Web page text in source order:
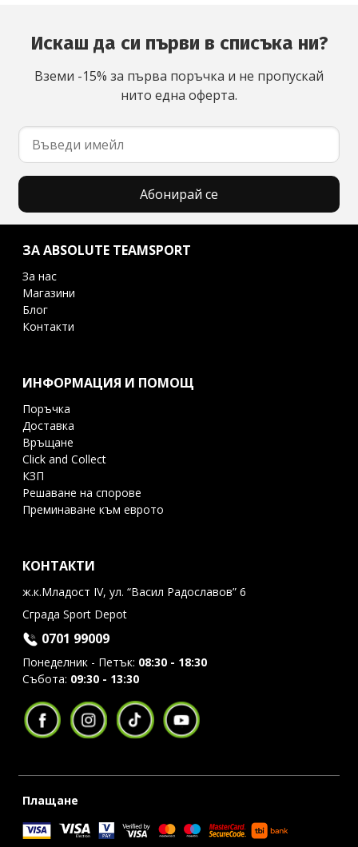
Искаш да си първи в списъка ни?
Вземи -15% за първа поръчка и не пропускай
нито една оферта.
Абонирай се
ЗА ABSOLUTE TEAMSPORT
За нас
Магазини
Блог
Контакти
ИНФОРМАЦИЯ И ПОМОЩ
Поръчка
Доставка
Връщане
Click and Collect
КЗП
Решаване на спорове
Преминаване към еврото
КОНТАКТИ
ж.к.Младост IV, ул. “Васил Радославов” 6
Сграда Sport Depot
0701 99009
Понеделник - Петък: 08:30 - 18:30
Събота: 09:30 - 13:30
Плащане